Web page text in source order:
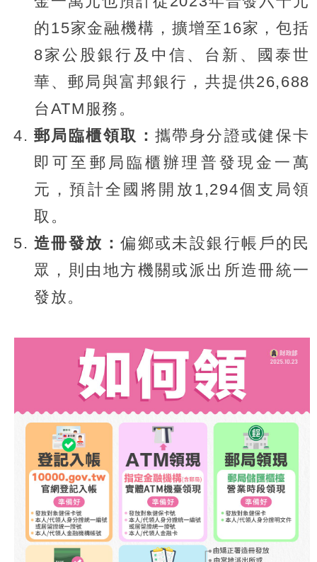
的15家金融機構，擴增至16家，包括
8家公股銀行及中信、台新、國泰世
華、郵局與富邦銀行，共提供26,688
台ATM服務。
郵局臨櫃領取： 攜帶身分證或健保卡
即可至郵局臨櫃辦理普發現金一萬
元，預計全國將開放1,294個支局領
取。
造冊發放：偏鄉或未設銀行帳戶的民
眾，則由地方機關或派出所造冊統一
發放。